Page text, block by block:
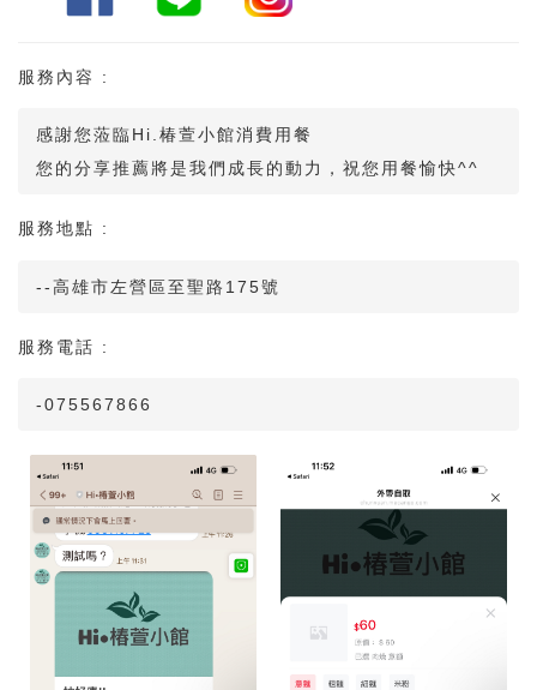
服務內容 :
感謝您蒞臨Hi.椿萱小館消費用餐
您的分享推薦將是我們成長的動力，祝您用餐愉快^^
服務地點 :
--高雄市左營區至聖路175號
服務電話 :
-075567866